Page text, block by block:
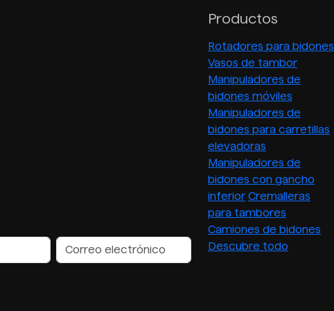
Productos
Rotadores para bidones
Vasos de tambor
Manipuladores de
bidones móviles
Manipuladores de
bidones para carretillas
elevadoras
Manipuladores de
bidones con gancho
inferior Cremalleras
para tambores
Camiones de bidones
Descubre todo